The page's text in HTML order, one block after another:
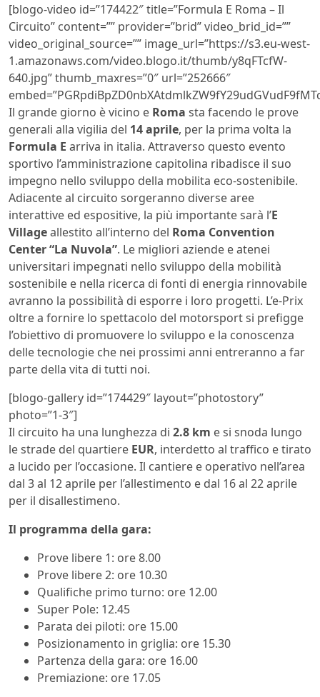
[blogo-video id=”174422″ title=”Formula E Roma – Il
Circuito” content=”” provider=”brid” video_brid_id=””
video_original_source=”” image_url=”https://s3.eu-west-
1.amazonaws.com/video.blogo.it/thumb/y8qFTcfW-
640.jpg” thumb_maxres=”0″ url=”252666″
Il grande giorno è vicino e Roma sta facendo le prove
generali alla vigilia del 14 aprile, per la prima volta la
Formula E arriva in italia. Attraverso questo evento
sportivo l’amministrazione capitolina ribadisce il suo
impegno nello sviluppo della mobilita eco-sostenibile.
Adiacente al circuito sorgeranno diverse aree
interattive ed espositive, la più importante sarà l’E
Villageallestito all’interno del Roma Convention
Center “La Nuvola”. Le migliori aziende e atenei
universitari impegnati nello sviluppo della mobilità
sostenibile e nella ricerca di fonti di energia rinnovabile
avranno la possibilità di esporre i loro progetti. L’e-Prix
oltre a fornire lo spettacolo del motorsport si prefigge
l’obiettivo di promuovere lo sviluppo e la conoscenza
delle tecnologie che nei prossimi anni entreranno a far
parte della vita di tutti noi.
[blogo-gallery id=”174429″ layout=”photostory”
photo=”1-3″]
Il circuito ha una lunghezza di 2.8 km e si snoda lungo
le strade del quartiere EUR, interdetto al traffico e tirato
a lucido per l’occasione. Il cantiere e operativo nell’area
dal 3 al 12 aprile per l’allestimento e dal 16 al 22 aprile
per il disallestimeno.
Il programma della gara:
Prove libere 1: ore 8.00
Prove libere 2: ore 10.30
Qualifiche primo turno: ore 12.00
Super Pole: 12.45
Parata dei piloti: ore 15.00
Posizionamento in griglia: ore 15.30
Partenza della gara: ore 16.00
Premiazione: ore 17.05